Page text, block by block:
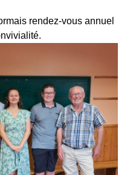
rendez-vous annuel